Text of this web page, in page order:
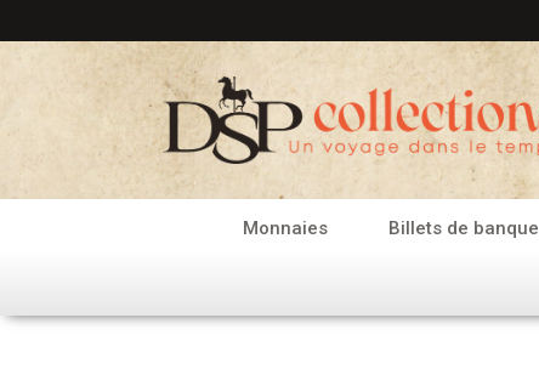
au
contenu
Monnaies Billets de banque